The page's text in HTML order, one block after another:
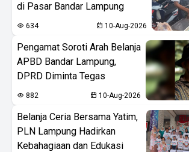
di Pasar Bandar Lampung
634 10-Aug-2026
Pengamat Soroti Arah Belanja
APBD Bandar Lampung,
DPRD Diminta Tegas
882 10-Aug-2026
Belanja Ceria Bersama Yatim,
PLN Lampung Hadirkan
Kebahagiaan dan Edukasi